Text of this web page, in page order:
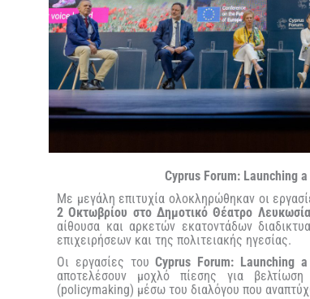
Cyprus Forum: Launching
Με μεγάλη επιτυχία ολοκληρώθηκαν οι
2 Οκτωβρίου στο Δημοτικό Θέατρο
αίθουσα και αρκετών εκατοντάδων
επιχειρήσεων και της πολιτειακής ηγεσίας.
Οι εργασίες τουCyprus Forum: Launching
αποτελέσουν μοχλό πίεσης για
(policymaking) μέσω του διαλόγου που